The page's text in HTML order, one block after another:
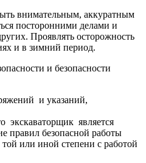
внимательным, аккуратным
посторонними делами и
Проявлять осторожность
и в зимний период.
и безопасности
и указаний,
является
правил безопасной работы
или иной степени с работой